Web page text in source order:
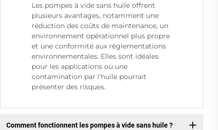
Les pompes à vide sans huile offrent
plusieurs avantages, notamment une
réduction des coûts de maintenance, un
environnement opérationnel plus propre
et une conformité aux réglementations
environnementales. Elles sont idéales
pour les applications où une
contamination par l'huile pourrait
présenter des risques.
Comment fonctionnent les pompes à vide sans huile ?